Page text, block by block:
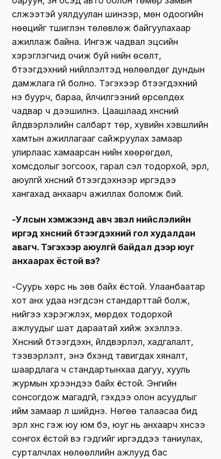
сүлжээтэй уялдуулан шинээр, мөн одоогийн
нөөцийг түшиглэн төлөвлөж байгуулахаар
ажиллаж байна. Ингэж чадвал эцсийн
хэрэглэгчид очиж буй үнийн өсөлт,
бүтээгдэхүүний нийлүүлэлтэд нөлөөлдөг дундын
дамжлага үгүй болно. Тэгэхээр бүтээгдэхүүний
үнэ буурч, бараа, үйлчилгээний өрсөлдөх
чадвар ч дээшилнэ. Цаашлаад хүнсний
үйлдвэрлэлийн салбарт төр, хувийн хэвшлийн
хамтын ажиллагааг сайжруулах замаар
улирлаас хамаарсан үнийн хөөрөгдөл,
хомсдолыг зогсоох, гарал үүсэл тодорхой, эрүүл,
аюулгүй хүнсний бүтээгдэхүүнээр иргэдээ
хангахад анхаарч ажиллах боломж бий.
-Улсын хэмжээнд авч үзвэл нийслэлийн
иргэд хүнсний бүтээгдэхүүний гол худалдан
авагч. Тэгэхээр аюулгүй байдал дээр юуг
анхаарах ёстой вэ?
-Суурь хөрс нь зөв байх ёстой. Улаанбаатар
хот анх удаа нэгдсэн стандарттай болж,
үүнийгээ хэрэгжүүлэх, мөрдөх тодорхой
ажлуудыг шат дараатай хийж эхэллээ.
Хүнсний бүтээгдэхүүн, үйлдвэрлэл, хадгалалт,
тээвэрлэлт, энэ бүхэнд тавигдах хяналт,
шаардлага ч стандартынхаа дагуу, хууль
журмын хүрээндээ байх ёстой. Энгийн
сонсогдож магадгүй, гэхдээ олон асуудлыг
ийм замаар л шийднэ. Нөгөө талаасаа бид
эрүүл хүнс гэж юу юм бэ, юуг нь анхаарч хүнсээ
сонгох ёстой вэ гэдгийг иргэддээ таниулах,
сурталчлах нөлөөллийн ажлууд бас